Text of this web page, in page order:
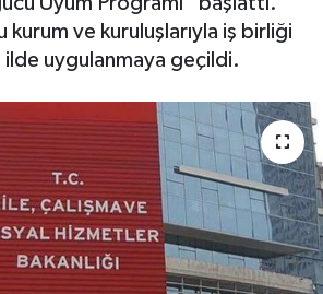
kurum ve kuruluşlarıyla iş birliği
ilde uygulanmaya geçildi.